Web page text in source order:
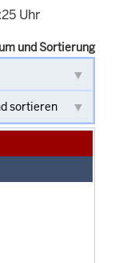
Uhr
und Sortierung